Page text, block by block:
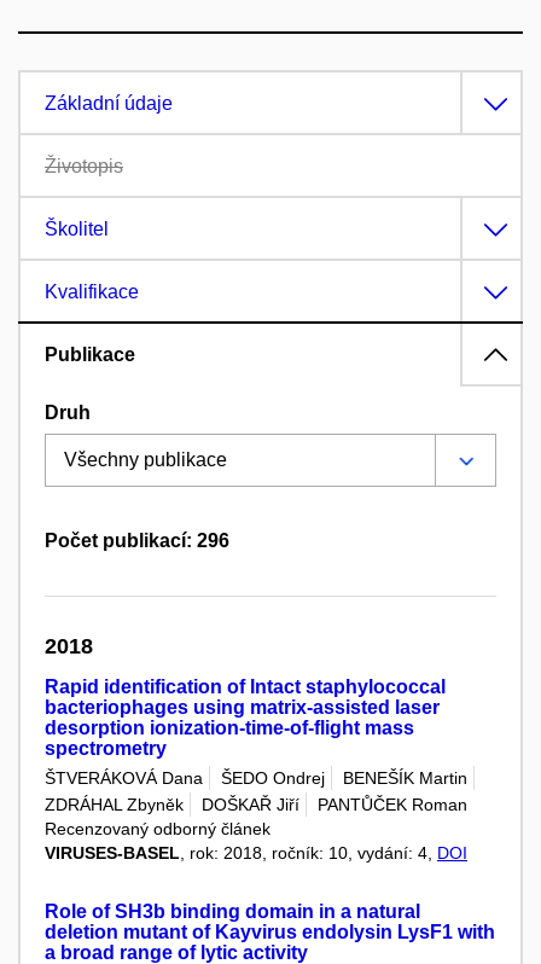
Základní údaje
Životopis
Školitel
Kvalifikace
Publikace
Druh
Počet publikací: 296
2018
Rapid identification of Intact staphylococcal
bacteriophages using matrix-assisted laser
desorption ionization-time-of-flight mass
spectrometry
ŠTVERÁKOVÁ Dana ŠEDO Ondrej
BENEŠÍK Martin
ZDRÁHAL Zbyněk
DOŠKAŘ Jiří
PANTŮČEK Roman
Recenzovaný odborný článek
VIRUSES-BASEL , rok: 2018, ročník: 10, vydání: 4, DOI
Role of SH3b binding domain in a natural
deletion mutant of Kayvirus endolysin LysF1 with
a broad range of lytic activity